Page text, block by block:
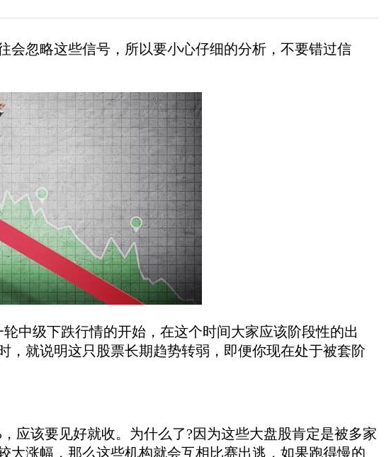
忽略这些信号，所以要小心仔细的分析，不要错过信
级下跌行情的开始，在这个时间大家应该阶段性的出
，就说明这只股票长期趋势转弱，即便你现在处于被套阶
该要见好就收。为什么了?因为这些大盘股肯定是被多家
涨幅，那么这些机构就会互相比赛出逃，如果跑得慢的